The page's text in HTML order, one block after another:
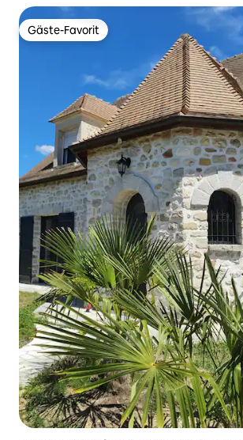
Gäste-Favorit
Gäste-Favorit